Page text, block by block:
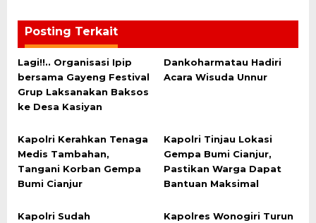
Posting Terkait
Lagi!!.. Organisasi Ipip
bersama Gayeng Festival
Grup Laksanakan Baksos
ke Desa Kasiyan
Dankoharmatau Hadiri
Acara Wisuda Unnur
Kapolri Kerahkan Tenaga
Medis Tambahan,
Tangani Korban Gempa
Bumi Cianjur
Kapolri Tinjau Lokasi
Gempa Bumi Cianjur,
Pastikan Warga Dapat
Bantuan Maksimal
Kapolri Sudah
Kapolres Wonogiri Turun